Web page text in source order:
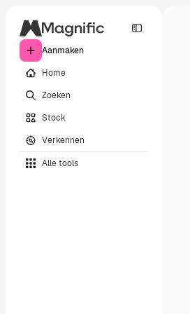
Aanmaken
Home
Zoeken
Stock
Verkennen
Alle tools